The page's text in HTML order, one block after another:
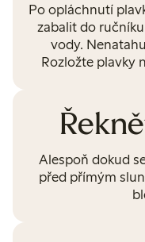
Po opláchnutí
zabalit do
vody.
Rozložte plavky
Alespoň dokud
před přímým